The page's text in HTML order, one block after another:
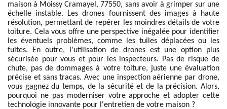
maison à Moissy Cramayel, 77550, sans avoir à grimper sur une
échelle instable. Les drones fournissent des images à haute
résolution, permettant de repérer les moindres détails de votre
toiture. Cela vous offre une perspective inégalée pour identifier
les éventuels problèmes, comme les tuiles déplacées ou les
fuites. En outre, l'utilisation de drones est une option plus
sécurisée pour vous et pour les inspecteurs. Pas de risque de
chute, pas de dommages à votre toiture, juste une évaluation
précise et sans tracas. Avec une inspection aérienne par drone,
vous gagnez du temps, de la sécurité et de la précision. Alors,
pourquoi ne pas moderniser votre approche et adopter cette
technologie innovante pour l'entretien de votre maison ?